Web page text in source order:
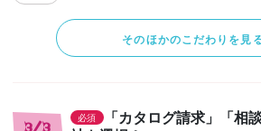
そのほかのこだわりを見
必須
「カタログ請求」「相